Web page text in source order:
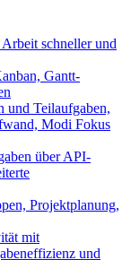
schneller und
Gantt-
und Teilaufgaben,
Modi Fokus
über API-
Projektplanung,
mit
und